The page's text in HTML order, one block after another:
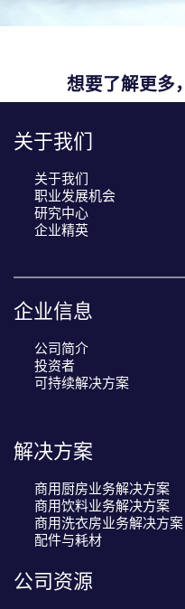
想要了解更多
关于我们
关于我们
职业发展机会
研究中心
企业精英
企业信息
公司简介
投资者
可持续解决方案
解决方案
商用厨房业务解决方案
商用饮料业务解决方案
商用洗衣房业务解决方案
配件与耗材
公司资源